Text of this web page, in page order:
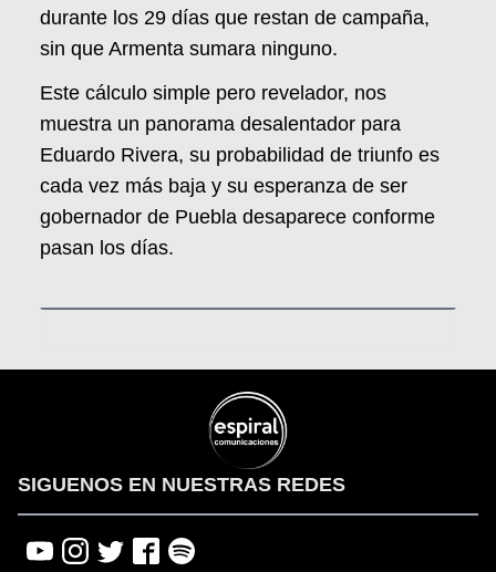
durante los 29 días que restan de campaña,
sin que Armenta sumara ninguno.
Este cálculo simple pero revelador, nos
muestra un panorama desalentador para
Eduardo Rivera, su probabilidad de triunfo es
cada vez más baja y su esperanza de ser
gobernador de Puebla desaparece conforme
pasan los días.
SIGUENOS EN NUESTRAS REDES